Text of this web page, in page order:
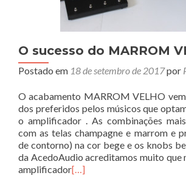
O sucesso do MARROM
Postado em 18 de setembro de 2017por
O acabamento MARROM VELHO
dos preferidos pelos músicos que
o amplificador . As combinações
com as telas champagne e marrom e
de contorno) na cor bege e os knobs
da AcedoAudio acreditamos muito que
amplificador[…]